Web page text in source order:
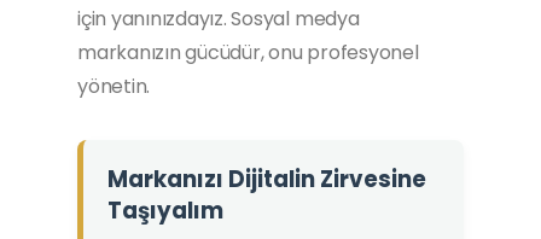
için yanınızdayız. Sosyal medya
markanızın gücüdür, onu profesyonel
yönetin.
Markanızı Dijitalin Zirvesine
Taşıyalım